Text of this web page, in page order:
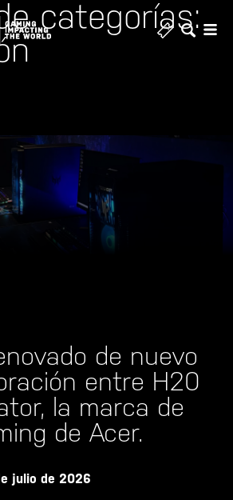
categorías:
de nuevo
entre H20
la marca de
de Acer.
julio de 2026